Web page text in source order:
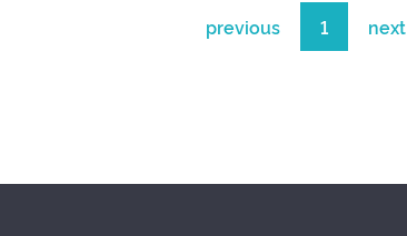
previous 1 next